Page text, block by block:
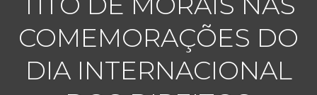
COMEMORAÇÕES DO
DIA INTERNACIONAL